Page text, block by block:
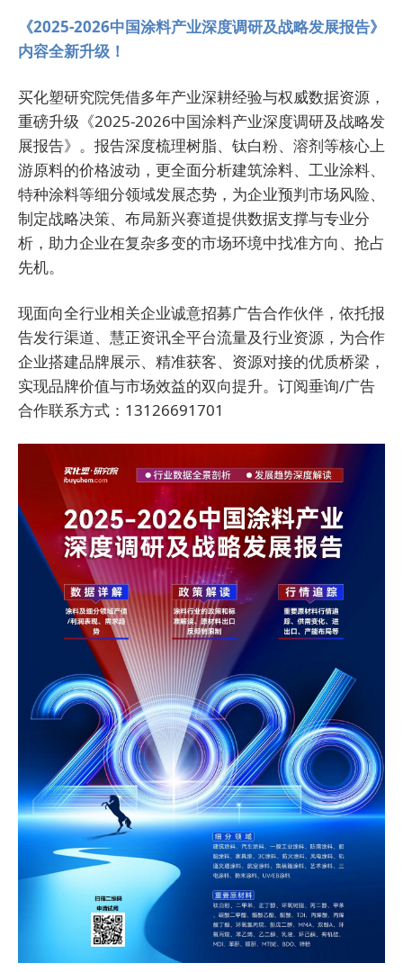
《2025-2026中国涂料产业深度调研及战略发展报告》
内容全新升级！
买化塑研究院凭借多年产业深耕经验与权威数据资源，
重磅升级《2025-2026中国涂料产业深度调研及战略发
展报告》。报告深度梳理树脂、钛白粉、溶剂等核心上
游原料的价格波动，更全面分析建筑涂料、工业涂料、
特种涂料等细分领域发展态势，为企业预判市场风险、
制定战略决策、布局新兴赛道提供数据支撑与专业分
析，助力企业在复杂多变的市场环境中找准方向、抢占
先机。
现面向全行业相关企业诚意招募广告合作伙伴，依托报
告发行渠道、慧正资讯全平台流量及行业资源，为合作
企业搭建品牌展示、精准获客、资源对接的优质桥梁，
实现品牌价值与市场效益的双向提升。订阅垂询/广告
合作联系方式：13126691701